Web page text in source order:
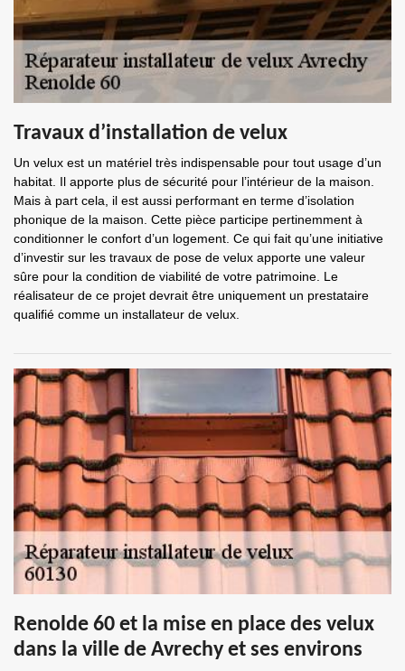
Travaux d’installation de velux
Un velux est un matériel très indispensable pour tout usage d’un
habitat. Il apporte plus de sécurité pour l’intérieur de la maison.
Mais à part cela, il est aussi performant en terme d’isolation
phonique de la maison. Cette pièce participe pertinemment à
conditionner le confort d’un logement. Ce qui fait qu’une initiative
d’investir sur les travaux de pose de velux apporte une valeur
sûre pour la condition de viabilité de votre patrimoine. Le
réalisateur de ce projet devrait être uniquement un prestataire
qualifié comme un installateur de velux.
Renolde 60 et la mise en place des velux
dans la ville de Avrechy et ses environs